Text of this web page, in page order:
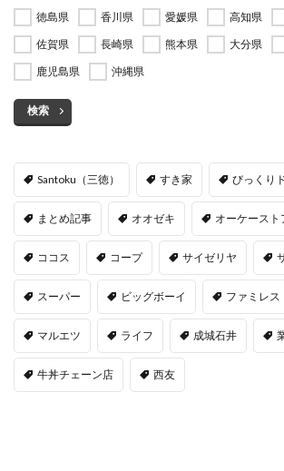
徳島県
香川県 愛媛県 高知県
佐賀県
長崎県 熊本県 大分県
鹿児島県
沖縄県
検索
Santoku（三徳） すき家 びっくり
まとめ記事 オオゼキ オーケースト
ココス コープ サイゼリヤ
スーパー ビッグボーイ ファミレス
マルエツ ライフ 成城石井
牛丼チェーン店 西友